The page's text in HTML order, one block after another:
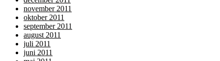
november 2011
oktober 2011
september 2011
august 2011
juli 2011
juni 2011